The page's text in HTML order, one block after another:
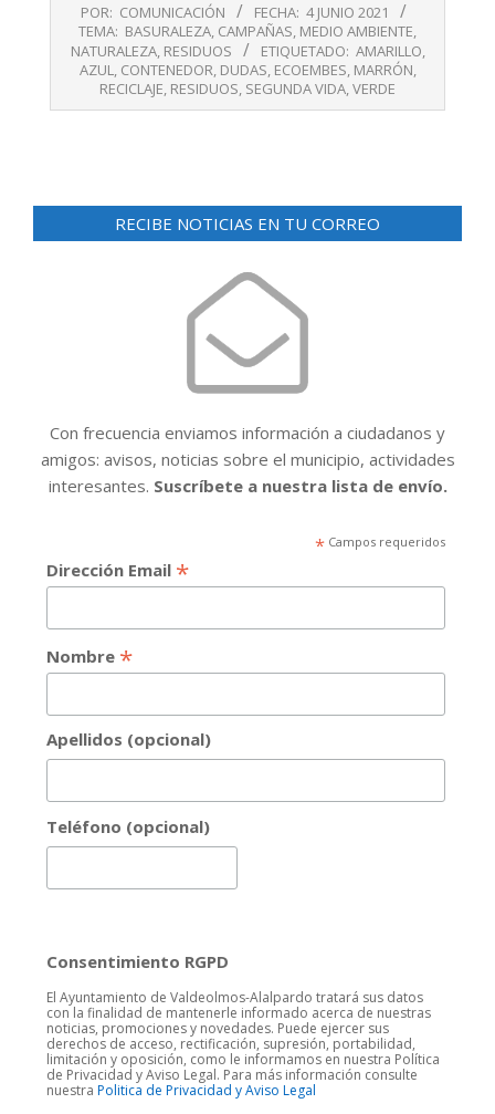
POR: COMUNICACIÓN FECHA: 4 JUNIO 2021
TEMA: BASURALEZA, CAMPAÑAS, MEDIO AMBIENTE,
NATURALEZA, RESIDUOS ETIQUETADO: AMARILLO,
AZUL, CONTENEDOR, DUDAS, ECOEMBES, MARRÓN,
RECICLAJE, RESIDUOS, SEGUNDA VIDA,VERDE
RECIBE NOTICIAS EN TU CORREO
Con frecuencia enviamos información a ciudadanos y
amigos: avisos, noticias sobre el municipio, actividades
interesantes. Suscríbete a nuestra lista de envío.
*Campos requeridos
Dirección Email *
Nombre *
Apellidos (opcional)
Teléfono (opcional)
Consentimiento RGPD
El Ayuntamiento de Valdeolmos-Alalpardo tratará sus datos
con la finalidad de mantenerle informado acerca de nuestras
noticias, promociones y novedades. Puede ejercer sus
derechos de acceso, rectificación, supresión, portabilidad,
limitación y oposición, como le informamos en nuestra Política
de Privacidad y Aviso Legal. Para más información consulte
nuestra Politica de Privacidad y Aviso Legal